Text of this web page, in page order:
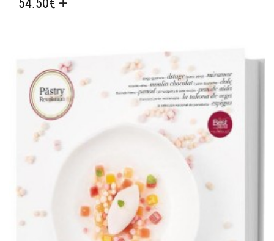
54.50€